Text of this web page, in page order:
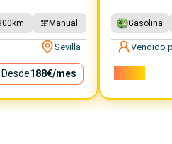
km Manual
Sevilla
Desde188€/mes
Gasolina
Vendido